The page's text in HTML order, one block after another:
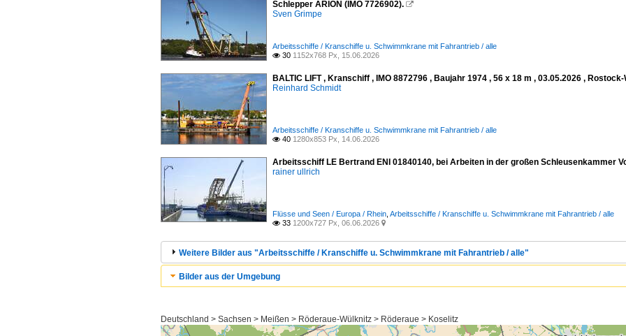
Schlepper ARION (IMO 7726902). 
Sven Grimpe
Arbeitsschiffe / Kranschiffe u. Schwimmkrane mit Fahrantrieb / alle
 30 1152x768 Px, 15.06.2026
BALTIC LIFT , Kranschiff , IMO 8872796 , Baujahr 1974 , 56 x 18 m , 03.05.2026 ,
Reinhard Schmidt
Arbeitsschiffe / Kranschiffe u. Schwimmkrane mit Fahrantrieb / alle
 40 1280x853 Px, 14.06.2026
Arbeitsschiff LE Bertrand ENI 01840140, bei Arbeiten in der großen Schleusenkammer
rainer ullrich
Flüsse und Seen / Europa / Rhein Arbeitsschiffe / Kranschiffe u. Schwimmkrane mit Fahrantrieb / alle
 33 1200x727 Px, 06.06.2026 
Weitere Bilder aus "Arbeitsschiffe / Kranschiffe u. Schwimmkrane mit Fahrantrieb / alle"
Bilder aus der Umgebung
Deutschland > Sachsen > Meißen > Röderaue-Wülknitz > Röderaue > Koselitz